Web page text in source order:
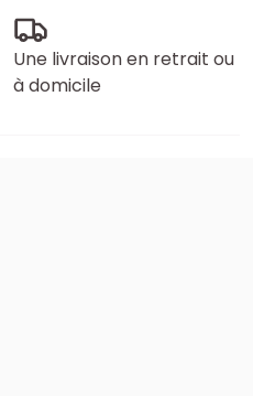
Une livraison en retrait ou
à domicile